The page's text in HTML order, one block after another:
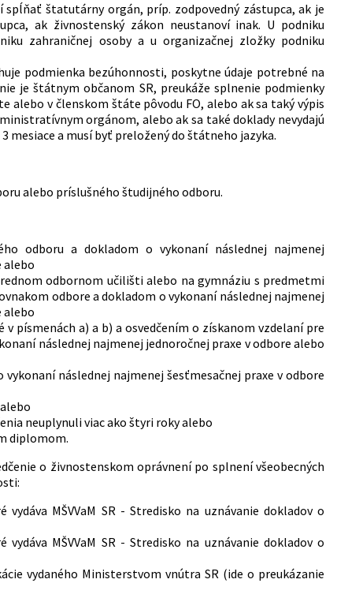
spĺňať štatutárny orgán, príp. zodpovedný zástupca, ak je
ak živnostenský zákon neustanoví inak. U podniku
zahraničnej osoby a u organizačnej zložky podniku
podmienka bezúhonnosti, poskytne údaje potrebné na
je štátnym občanom SR, preukáže splnenie podmienky
v členskom štáte pôvodu FO, alebo ak sa taký výpis
orgánom, alebo ak sa také doklady nevydajú
mesiace a musí byť preložený do štátneho jazyka.
alebo príslušného študijného odboru.
odboru a dokladom o vykonaní následnej najmenej
alebo
odbornom učilišti alebo na gymnáziu s predmetmi
odbore a dokladom o vykonaní následnej najmenej
alebo
písmenách a) a b) a osvedčením o získanom vzdelaní pre
následnej najmenej jednoročnej praxe v odbore alebo
následnej najmenej šesťmesačnej praxe v odbore
neuplynuli viac ako štyri roky alebo
diplomom.
o živnostenskom oprávnení po splnení všeobecných
MŠVVaM SR - Stredisko na uznávanie dokladov o
MŠVVaM SR - Stredisko na uznávanie dokladov o
vydaného Ministerstvom vnútra SR (ide o preukázanie